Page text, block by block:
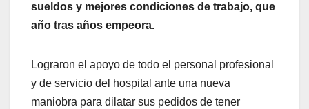
sueldos y mejores condiciones de trabajo, que
año tras años empeora.
Lograron el apoyo de todo el personal profesional
y de servicio del hospital ante una nueva
maniobra para dilatar sus pedidos de tener